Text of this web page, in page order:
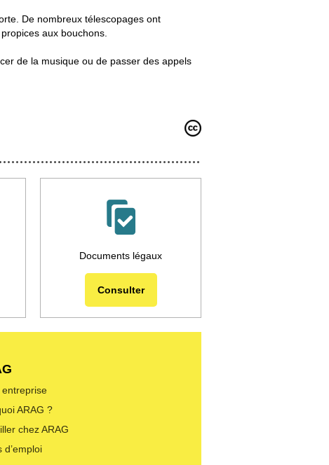
De nombreux télescopages ont
aux bouchons.
de la musique ou de passer des appels
Documents légaux
Consulter
entreprise
ARAG ?
chez ARAG
d’emploi